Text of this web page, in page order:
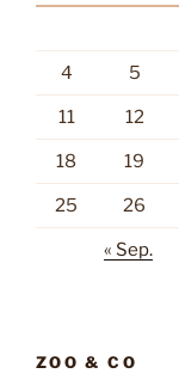
4 5
11 12
18 19
25 26
« Sep.
ZOO & CO